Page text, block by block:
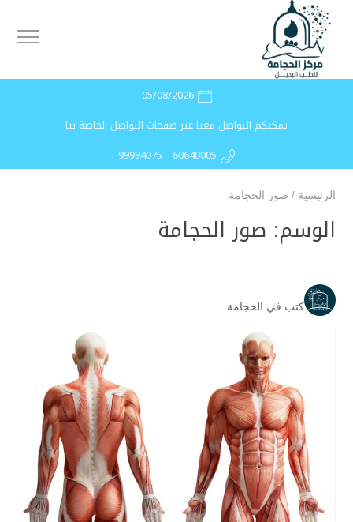
05/08/2026
يمكنكم التواصل معنا عبر صفحات التواصل الخاصة بنا
99994075 - 60640005
الرئيسية / صور الحجامة
الوسم: صور الحجامة
كتب في الحجامة